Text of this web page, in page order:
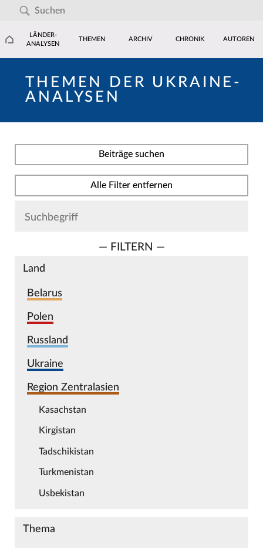
LÄNDER-
ANALYSEN
THEMEN ARCHIV CHRONIK AUTOREN
THEMEN DER UKRAINE-
ANALYSEN
Beiträge suchen
Alle Filter entfernen
— FILTERN —
Land
Belarus
Polen
Russland
Ukraine
Region Zentralasien
Kasachstan
Kirgistan
Tadschikistan
Turkmenistan
Usbekistan
Thema